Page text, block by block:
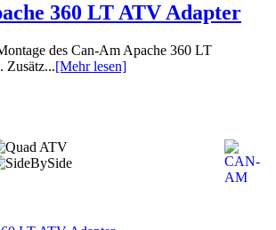
360 LT ATV Adapter
des Can-Am Apache 360 LT
Zusätz...[Mehr lesen]